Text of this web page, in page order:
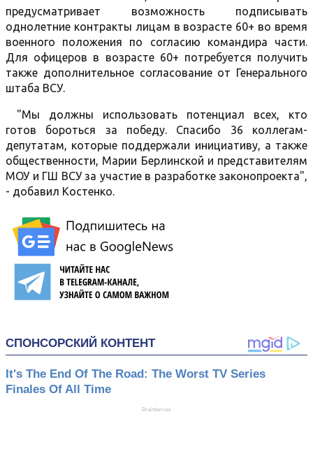
предусматривает возможность подписывать
однолетние контракты лицам в возрасте 60+ во время
военного положения по согласию командира части.
Для офицеров в возрасте 60+ потребуется получить
также дополнительное согласование от Генерального
штаба ВСУ.
"Мы должны использовать потенциал всех, кто
готов бороться за победу. Спасибо 36 коллегам-
депутатам, которые поддержали инициативу, а также
общественности, Марии Берлинской и представителям
МОУ и ГШ ВСУ за участие в разработке законопроекта",
- добавил Костенко.